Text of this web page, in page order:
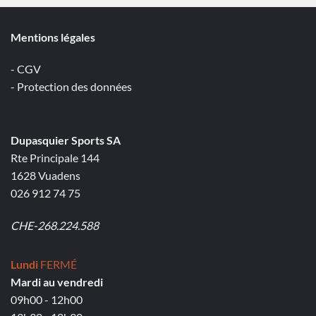
Mentions légales
- CGV
- Protection des données
Dupasquier Sports SA
Rte Principale 144
1628 Vuadens
026 912 74 75
CHE-268.224.588
Lundi FERMÉ
Mardi au vendredi
09h00 - 12h00